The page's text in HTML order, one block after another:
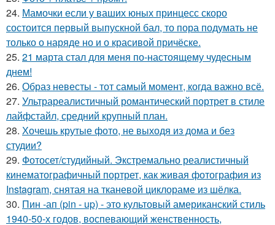
24. Мамочки если у ваших юных принцесс скоро
состоится первый выпускной бал, то пора подумать не
только о наряде но и о красивой причёске.
25. 21 марта стал для меня по-настоящему чудесным
днем!
26. Образ невесты - тот самый момент, когда важно всё.
27. Ультрареалистичный романтический портрет в стиле
лайфстайл, средний крупный план.
28. Хочешь крутые фото, не выходя из дома и без
студии?
29. Фотосет/студийный. Экстремально реалистичный
кинематографичный портрет, как живая фотография из
Instagram, снятая на тканевой циклораме из шёлка.
30. Пин -ап (pin - up) - это культовый американский стиль
1940-50-х годов, воспевающий женственность,